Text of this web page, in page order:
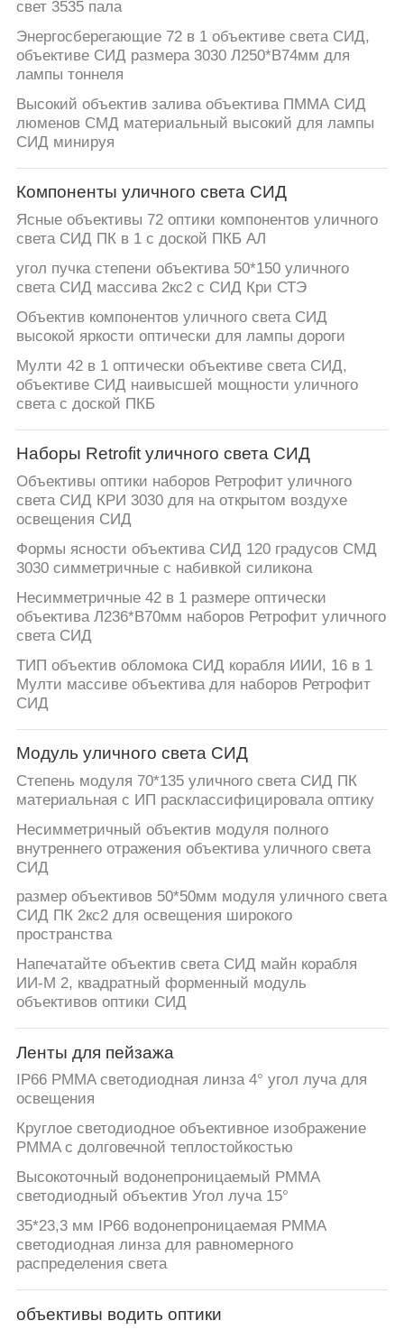
свет 3535 пала
Энергосберегающие 72 в 1 объективе света СИД,
объективе СИД размера 3030 Л250*В74мм для
лампы тоннеля
Высокий объектив залива объектива ПММА СИД
люменов СМД материальный высокий для лампы
СИД минируя
Компоненты уличного света СИД
Ясные объективы 72 оптики компонентов уличного
света СИД ПК в 1 с доской ПКБ АЛ
угол пучка степени объектива 50*150 уличного
света СИД массива 2кс2 с СИД Кри СТЭ
Объектив компонентов уличного света СИД
высокой яркости оптически для лампы дороги
Мулти 42 в 1 оптически объективе света СИД,
объективе СИД наивысшей мощности уличного
света с доской ПКБ
Наборы Retrofit уличного света СИД
Объективы оптики наборов Ретрофит уличного
света СИД КРИ 3030 для на открытом воздухе
освещения СИД
Формы ясности объектива СИД 120 градусов СМД
3030 симметричные с набивкой силикона
Несимметричные 42 в 1 размере оптически
объектива Л236*В70мм наборов Ретрофит уличного
света СИД
ТИП объектив обломока СИД корабля ИИИ, 16 в 1
Мулти массиве объектива для наборов Ретрофит
СИД
Модуль уличного света СИД
Степень модуля 70*135 уличного света СИД ПК
материальная с ИП расклассифицировала оптику
Несимметричный объектив модуля полного
внутреннего отражения объектива уличного света
СИД
размер объективов 50*50мм модуля уличного света
СИД ПК 2кс2 для освещения широкого
пространства
Напечатайте объектив света СИД майн корабля
ИИ-М 2, квадратный форменный модуль
объективов оптики СИД
Ленты для пейзажа
IP66 PMMA светодиодная линза 4° угол луча для
освещения
Круглое светодиодное объективное изображение
PMMA с долговечной теплостойкостью
Высокоточный водонепроницаемый PMMA
светодиодный объектив Угол луча 15°
35*23,3 мм IP66 водонепроницаемая PMMA
светодиодная линза для равномерного
распределения света
объективы водить оптики